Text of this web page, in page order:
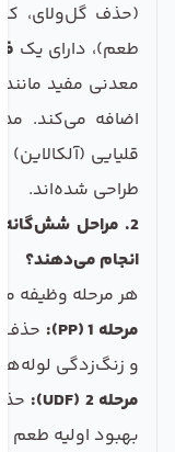
(حذف گل‌ولای،
طعم)، دارای یک
معدنی مفید
طراحی شده‌اند.
2. مراحل شش‌گانه
انجام می‌دهند؟
هر مرحله وظیفه
مرحله 1 (PP):
حذف
و زنگ‌زدگی لوله‌ها.
مرحله 2 (UDF):
بهبود اولیه طعم و